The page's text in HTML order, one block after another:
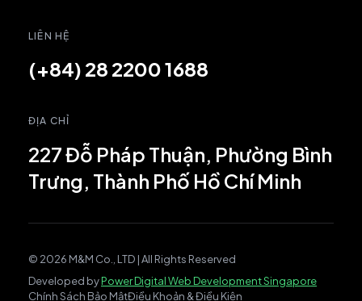
LIÊN HỆ
(+84) 28 2200 1688
ĐỊA CHỈ
227 Đỗ Pháp Thuận, Phường Bình
Trưng, Thành Phố Hồ Chí Minh
© 2026 M&M Co., LTD | All Rights Reserved
Developed byPower Digital Web Development Singapore
Chính Sách Bảo MậtĐiều Khoản & Điều Kiện